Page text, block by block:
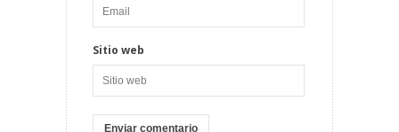
Sitio web